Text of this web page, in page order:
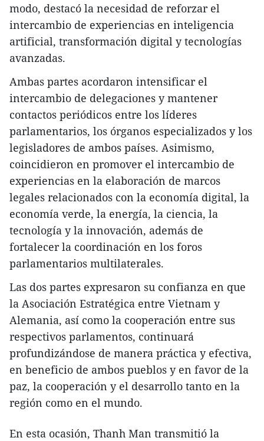
modo, destacó la necesidad de reforzar el
intercambio de experiencias en inteligencia
artificial, transformación digital y tecnologías
avanzadas.
Ambas partes acordaron intensificar el
intercambio de delegaciones y mantener
contactos periódicos entre los líderes
parlamentarios, los órganos especializados y los
legisladores de ambos países. Asimismo,
coincidieron en promover el intercambio de
experiencias en la elaboración de marcos
legales relacionados con la economía digital, la
economía verde, la energía, la ciencia, la
tecnología y la innovación, además de
fortalecer la coordinación en los foros
parlamentarios multilaterales.
Las dos partes expresaron su confianza en que
la Asociación Estratégica entre Vietnam y
Alemania, así como la cooperación entre sus
respectivos parlamentos, continuará
profundizándose de manera práctica y efectiva,
en beneficio de ambos pueblos y en favor de la
paz, la cooperación y el desarrollo tanto en la
región como en el mundo.
En esta ocasión, Thanh Man transmitió la